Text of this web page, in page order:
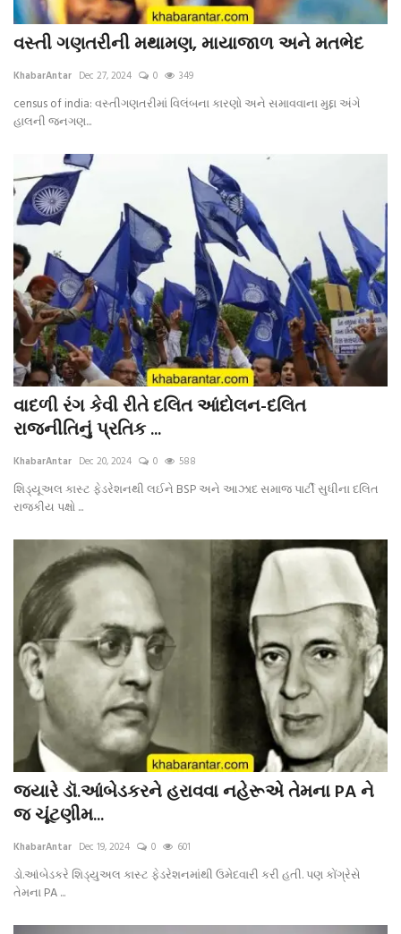
વસ્તી ગણતરીની મથામણ, માયાજાળ અને મતભેદ
KhabarAntar Dec 27, 2024 0 349
census of india: વસ્તીગણતરીમાં વિલંબના કારણો અને સમાવવાના મુદ્દા અંગે
હાલની જનગણ...
વાદળી રંગ કેવી રીતે દલિત આંદોલન-દલિત
રાજનીતિનું પ્રતિક ...
KhabarAntar Dec 20, 2024 0 588
શિડ્યૂઅલ કાસ્ટ ફેડરેશનથી લઈને BSP અને આઝાદ સમાજ પાર્ટી સુધીના દલિત
રાજકીય પક્ષો ...
જ્યારે ડૉ.આંબેડકરને હરાવવા નહેરૂએ તેમના PA ને
જ ચૂંટણીમ...
KhabarAntar Dec 19, 2024 0 601
ડો.આંબેડકરે શિડ્યુઅલ કાસ્ટ ફેડરેશનમાંથી ઉમેદવારી કરી હતી. પણ કોંગ્રેસે
તેમના PA ...